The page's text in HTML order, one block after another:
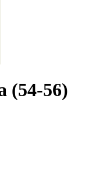
(54-56)